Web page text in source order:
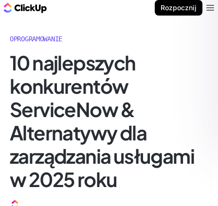
Rozpocznij
OPROGRAMOWANIE
10 najlepszych
konkurentów
ServiceNow &
Alternatywy dla
zarządzania usługami
w 2025 roku